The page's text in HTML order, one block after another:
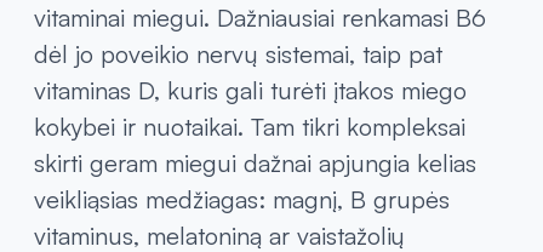
vitaminai miegui. Dažniausiai renkamasi B6
dėl jo poveikio nervų sistemai, taip pat
vitaminas D, kuris gali turėti įtakos miego
kokybei ir nuotaikai. Tam tikri kompleksai
skirti geram miegui dažnai apjungia kelias
veikliąsias medžiagas: magnį, B grupės
vitaminus, melatoniną ar vaistažolių